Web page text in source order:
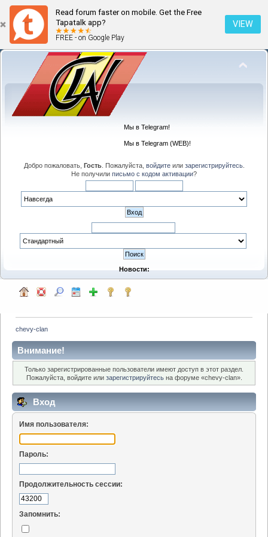
Read forum faster on mobile. Get the Free
Tapatalk app?
FREE - on Google Play
VIEW
Мы в Telegram!
Мы в Telegram (WEB)!
Добро пожаловать, Гость. Пожалуйста, войдитеили зарегистрируйтесь.
Не получили письмо с кодом активации?
Новости:
chevy-clan
Внимание!
Только зарегистрированные пользователи имеют доступ в этот раздел.
Пожалуйста, войдите или зарегистрируйтесьна форуме «chevy-clan».
Вход
Имя пользователя:
Пароль:
Продолжительность сессии:
Запомнить: